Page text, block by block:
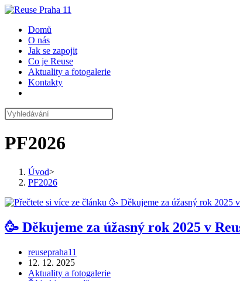
Přejít
obsahuDomů
O nás
Jak se zapojit
Co je Reuse
Aktuality a fotogalerie
Kontakty
search
PF2026
Úvod>
PF2026
🥳 Děkujeme za úžasný rok 2025 v
Autor
příspěvku
reusepraha11
Příspěvek
byl
12. 12. 2025
Rubriky
Aktuality a fotogalerie